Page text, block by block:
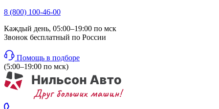
8 (800) 100-46-00
Каждый день, 05:00–19:00 по мск
Звонок бесплатный по России
Помощь в подборе
(5:00–19:00 по мск)